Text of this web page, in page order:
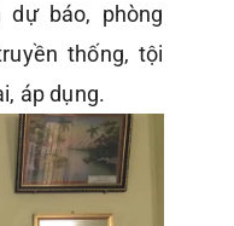
báo, phòng
thống, tội
áp dụng.